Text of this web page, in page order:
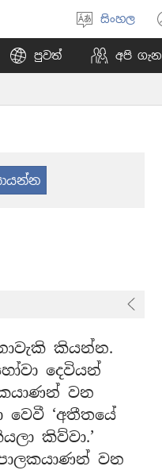
භාෂාව
තෝරන්න
සිංහල
පුවත් අපි ගැන
කියන්න.
දෙවියන්
වන
‘අතීතයේ
කිව්වා.’
වන